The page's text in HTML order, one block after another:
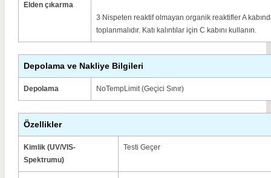
Elden çıkarma
3 Nispeten reaktif olmayan organik reaktifler A
toplanmalıdır. Katı kalıntılar için C kabını kullanın.
Depolama ve Nakliye Bilgileri
Depolama NoTempLimit (Geçici Sınır)
Özellikler
Kimlik (UV/VIS-
Spektrumu)
Testi Geçer